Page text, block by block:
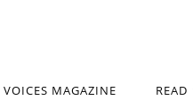
VOICES MAGAZINE READ